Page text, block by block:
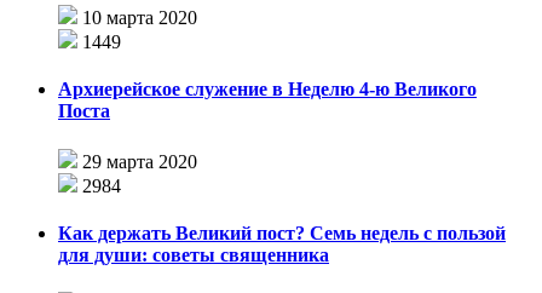
10 марта 2020
1449
Архиерейское служение в Неделю 4-ю Великого
Поста
29 марта 2020
2984
Как держать Великий пост? Семь недель с пользой
для души: советы священника